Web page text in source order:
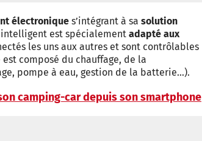
électronique s’intégrant à sa solution
intelligent est spécialement adapté aux
les uns aux autres et sont contrôlables
composé du chauffage, de la
pompe à eau, gestion de la batterie…).
camping-car depuis son smartphone